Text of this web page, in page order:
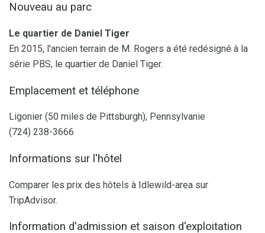
Nouveau au parc
Le quartier de Daniel Tiger
En 2015, l'ancien terrain de M. Rogers a été redésigné à la
série PBS, le quartier de Daniel Tiger.
Emplacement et téléphone
Ligonier (50 miles de Pittsburgh), Pennsylvanie
(724) 238-3666
Informations sur l'hôtel
Comparer les prix des hôtels à Idlewild-area sur
TripAdvisor.
Information d'admission et saison d'exploitation